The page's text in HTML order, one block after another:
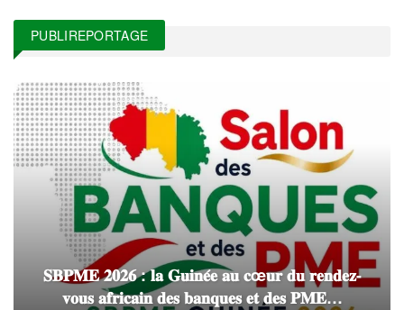
PUBLIREPORTAGE
𝐒𝐁𝐏𝐌𝐄 𝟐𝟎𝟐𝟔 : 𝐥𝐚 𝐆𝐮𝐢𝐧𝐞́𝐞 𝐚𝐮 𝐜œ𝐮𝐫 𝐝𝐮 𝐫𝐞𝐧𝐝𝐞𝐳-
𝐯𝐨𝐮𝐬 𝐚𝐟𝐫𝐢𝐜𝐚𝐢𝐧 𝐝𝐞𝐬 𝐛𝐚𝐧𝐪𝐮𝐞𝐬 𝐞𝐭 𝐝𝐞𝐬 𝐏𝐌𝐄…